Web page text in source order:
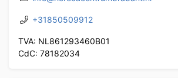
+31850509912
TVA: NL861293460B01
CdC: 78182034